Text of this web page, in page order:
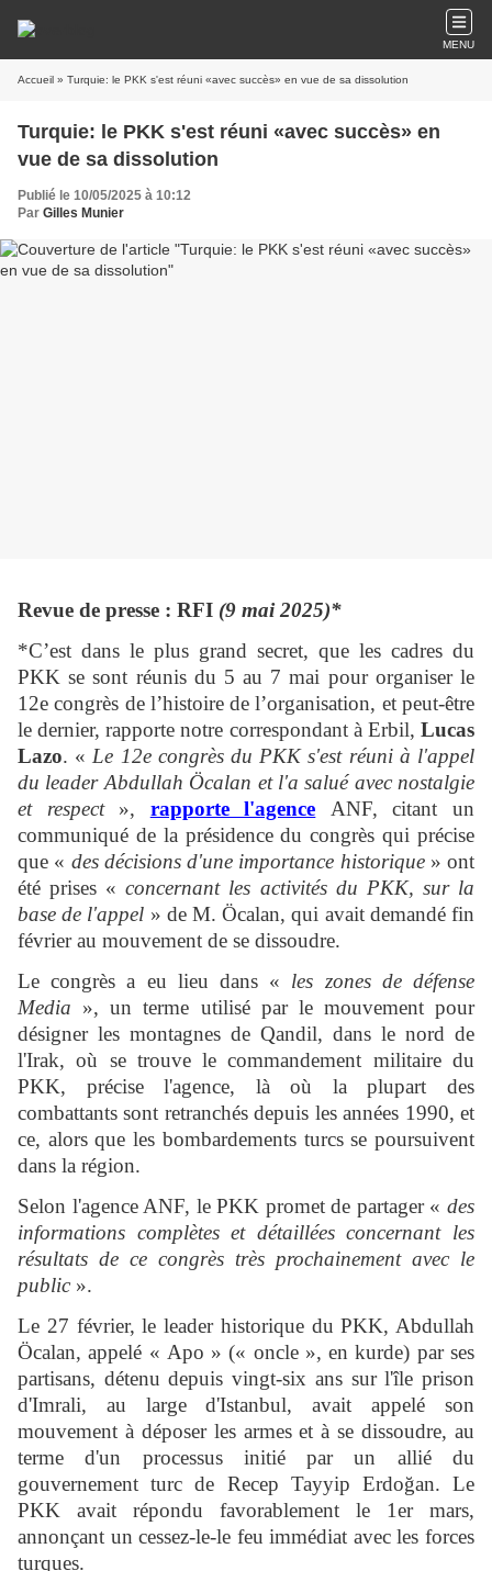
MENU
Accueil » Turquie: le PKK s'est réuni «avec succès» en vue de sa dissolution
Turquie: le PKK s'est réuni «avec succès» en
vue de sa dissolution
Publié le 10/05/2025 à 10:12
Par Gilles Munier
Revue de presse : RFI (9 mai 2025)*
*C’est dans le plus grand secret, que les cadres du
PKK se sont réunis du 5 au 7 mai pour organiser le
12e congrès de l’histoire de l’organisation, et peut-être
le dernier, rapporte notre correspondant à Erbil, Lucas
Lazo. « Le 12e congrès du PKK s'est réuni à l'appel
du leader Abdullah Öcalan et l'a salué avec nostalgie
et respect », rapporte l'agence ANF, citant un
communiqué de la présidence du congrès qui précise
que « des décisions d'une importance historique » ont
été prises «concernant les activités du PKK, sur la
base de l'appel » de M. Öcalan, qui avait demandé fin
février au mouvement de se dissoudre.
Le congrès a eu lieu dans « les zones de défense
Media », un terme utilisé par le mouvement pour
désigner les montagnes de Qandil, dans le nord de
l'Irak, où se trouve le commandement militaire du
PKK, précise l'agence, là où la plupart des
combattants sont retranchés depuis les années 1990, et
ce, alors que les bombardements turcs se poursuivent
dans la région.
Selon l'agence ANF, le PKK promet de partager « des
informations complètes et détaillées concernant les
résultats de ce congrès très prochainement avec le
public ».
Le 27 février, le leader historique du PKK, Abdullah
Öcalan, appelé « Apo » (« oncle », en kurde) par ses
partisans, détenu depuis vingt-six ans sur l'île prison
d'Imrali, au large d'Istanbul, avait appelé son
mouvement à déposer les armes et à se dissoudre, au
terme d'un processus initié par un allié du
gouvernement turc de Recep Tayyip Erdoğan. Le
PKK avait répondu favorablement le 1er mars,
annonçant un cessez-le-le feu immédiat avec les forces
turques.